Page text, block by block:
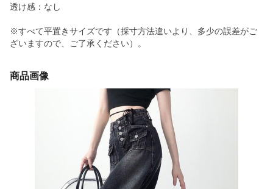
透け感：なし
※すべて平置きサイズです（採寸方法違いより、多少の誤差がご
ざいますので、ご了承ください）。
商品画像